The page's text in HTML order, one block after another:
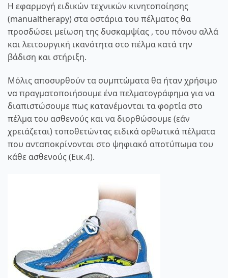
Η εφαρμογή ειδικών τεχνικών κινητοποίησης
(manualtherapy) στα οστάρια του πέλματος θα
προσδώσει μείωση της δυσκαμψίας , του πόνου αλλά
και λειτουργική ικανότητα στο πέλμα κατά την
βάδιση και στήριξη.
Μόλις αποσυρθούν τα συμπτώματα θα ήταν χρήσιμο
να πραγματοποιήσουμε έναπελματογράφημαγια να
διαπιστώσουμε πως κατανέμονται τα φορτία στο
πέλμα του ασθενούς και να διορθώσουμε (εάν
χρειάζεται) τοποθετώντας ειδικά ορθωτικά πέλματα
που ανταποκρίνονται στο ψηφιακό αποτύπωμα του
κάθε ασθενούς (Εικ.4).